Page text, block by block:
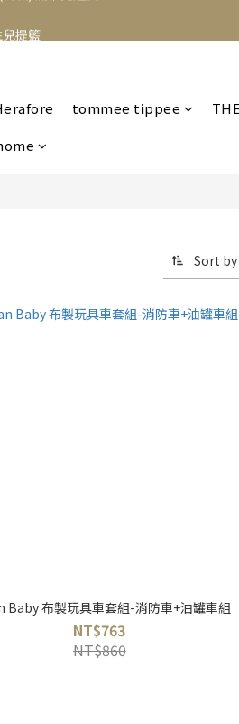
tommee tippee
Sort by
Baby 布製玩具車套組-消防車+油罐車組
NT$763
NT$860